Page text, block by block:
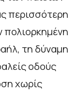
περισσότερη
πολιορκημένη
τη δύναμη
οδούς
χωρίς